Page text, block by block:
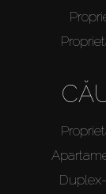
Cumpărați
Închiriați
Vânzare